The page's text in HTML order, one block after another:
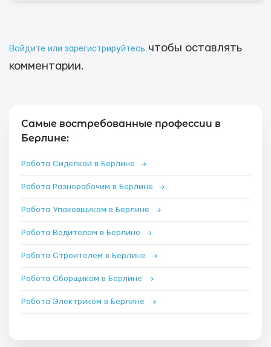
Войдите или зарегистрируйтесь чтобы оставлять
комментарии.
Самые востребованные профессии в
Берлине:
Работа Сиделкой в Берлине →
Работа Разнорабочим в Берлине →
Работа Упаковщиком в Берлине →
Работа Водителем в Берлине →
Работа Строителем в Берлине →
Работа Сборщиком в Берлине →
Работа Электриком в Берлине →